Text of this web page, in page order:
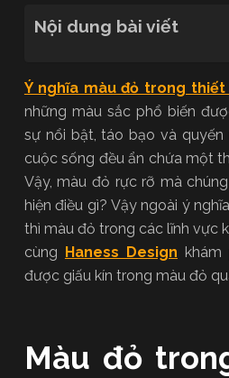
Nội dung bài viết
Ý nghĩa màu đỏ trong thiết
những màu sắc phổ biến
sự nổi bật, táo bạo và quyến
cuộc sống đều ẩn chứa một
Vậy, màu đỏ rực rỡ mà
hiện điều gì? Vậy ngoài ý
thì màu đỏ trong các lĩnh vực
cùng Haness Design khám
được giấu kín trong màu đỏ
Màu đỏ